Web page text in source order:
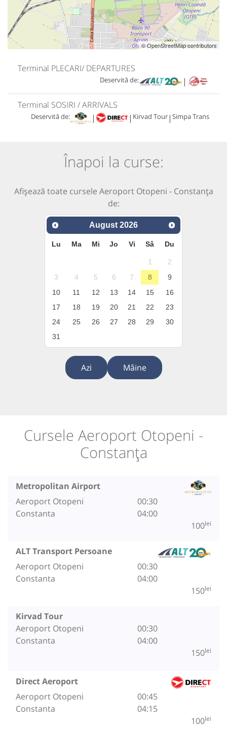
© OpenStreetMap contributors
Terminal PLECARI/ DEPARTURES
Deservită de: |
Terminal SOSIRI / ARRIVALS
Deservită de: | | Kirvad Tour| Simpa Trans
Înapoi la curse:
Afișează toate cursele Aeroport Otopeni - Constanța
de:
August 2026
Lu Ma Mi Jo Vi Sâ Du
1
2
3
4 5 6 7 8
9
10
11 12 13 14 15
16
17
18 19 20 21 22
23
24
25 26 27 28 29
30
31
Azi Mâine
Cursele Aeroport Otopeni -
Constanța
Metropolitan Airport
Aeroport Otopeni
Constanta
00:30
04:00
100lei
ALT Transport Persoane
Aeroport Otopeni
Constanta
00:30
04:00
150lei
Kirvad Tour
Aeroport Otopeni
Constanta
00:30
04:00
150lei
Direct Aeroport
Aeroport Otopeni
Constanta
00:45
04:15
100lei